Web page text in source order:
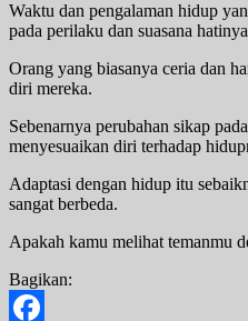
Waktu dan pengalaman hidup
pada perilaku dan suasana
Orang yang biasanya ceria dan
diri mereka.
Sebenarnya perubahan sikap
menyesuaikan diri terhadap
Adaptasi dengan hidup itu
sangat berbeda.
Apakah kamu melihat temanmu
Bagikan: